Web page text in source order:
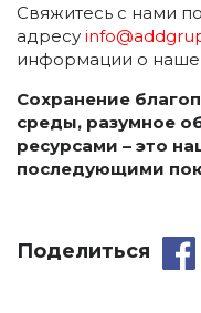
Свяжитесь с нами по
адресу
информации о
Сохранение
среды, разумное
ресурсами – это
последующими
Поделиться